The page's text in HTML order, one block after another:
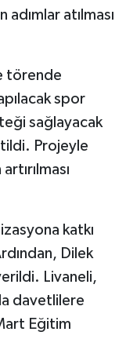
atılması
törende
spor
sağlayacak
Projeyle
katkı
Dilek
Livaneli,
davetlilere
Eğitim